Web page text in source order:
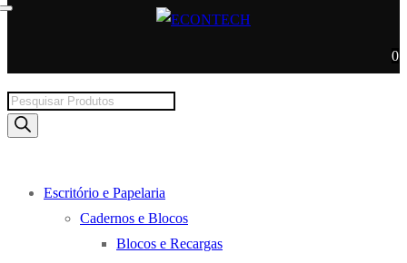
0
Products
search
Escritório e Papelaria
Cadernos e Blocos
Blocos e Recargas